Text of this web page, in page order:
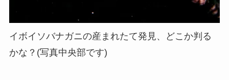
イボイソバナガニの産まれたて発見、どこか判る
かな？(写真中央部です)